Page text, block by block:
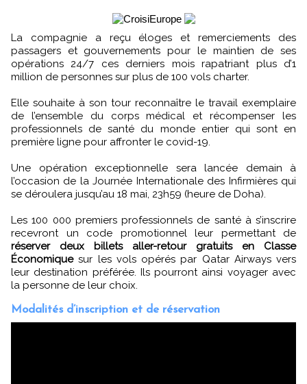
La compagnie a reçu éloges et remerciements des
passagers et gouvernements pour le maintien de ses
opérations 24/7 ces derniers mois rapatriant plus d’1
million de personnes sur plus de 100 vols charter.
Elle souhaite à son tour reconnaître le travail exemplaire
de l’ensemble du corps médical et récompenser les
professionnels de santé du monde entier qui sont en
première ligne pour affronter le covid-19.
Une opération exceptionnelle sera lancée demain à
l’occasion de la Journée Internationale des Infirmières qui
se déroulera jusqu’au 18 mai, 23h59 (heure de Doha).
Les 100 000 premiers professionnels de santé à s’inscrire
recevront un code promotionnel leur permettant de
réserver deux billets aller-retour gratuits en Classe
Économiquesur les vols opérés par Qatar Airways vers
leur destination préférée. Ils pourront ainsi voyager avec
la personne de leur choix.
Modalités d’inscription et de réservation